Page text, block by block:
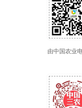
由中国农业